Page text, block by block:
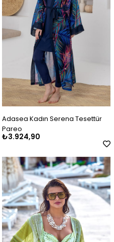
Adasea Kadın Serena Tesettür
Pareo
₺3.924,90